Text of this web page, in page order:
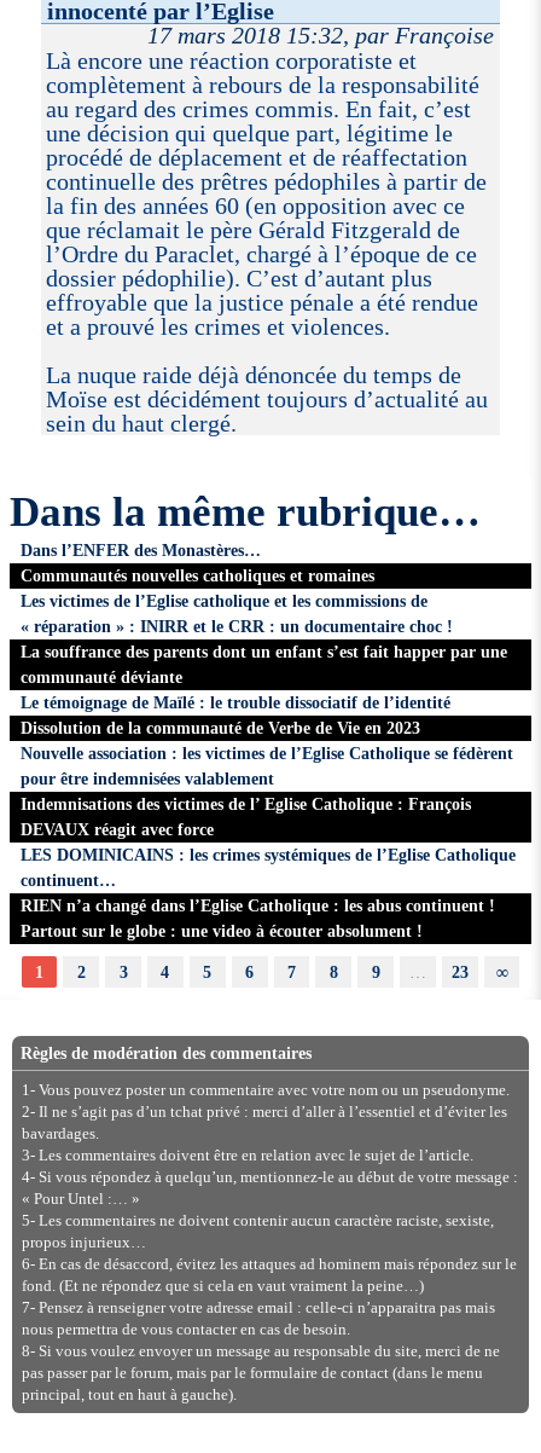
innocenté par l’Eglise
17 mars 2018 15:32, par Françoise
Là encore une réaction corporatiste et
complètement à rebours de la responsabilité
au regard des crimes commis. En fait, c’est
une décision qui quelque part, légitime le
procédé de déplacement et de réaffectation
continuelle des prêtres pédophiles à partir de
la fin des années 60 (en opposition avec ce
que réclamait le père Gérald Fitzgerald de
l’Ordre du Paraclet, chargé à l’époque de ce
dossier pédophilie). C’est d’autant plus
effroyable que la justice pénale a été rendue
et a prouvé les crimes et violences.
La nuque raide déjà dénoncée du temps de
Moïse est décidément toujours d’actualité au
sein du haut clergé.
Dans la même rubrique…
Dans l’ENFER des Monastères…
Communautés nouvelles catholiques et romaines
Les victimes de l’Eglise catholique et les commissions de
« réparation » : INIRR et le CRR : un documentaire choc !
La souffrance des parents dont un enfant s’est fait happer par une
communauté déviante
Le témoignage de Maïlé : le trouble dissociatif de l’identité
Dissolution de la communauté de Verbe de Vie en 2023
Nouvelle association : les victimes de l’Eglise Catholique se fédèrent
pour être indemnisées valablement
Indemnisations des victimes de l’ Eglise Catholique : François
DEVAUX réagit avec force
LES DOMINICAINS : les crimes systémiques de l’Eglise Catholique
continuent…
RIEN n’a changé dans l’Eglise Catholique : les abus continuent !
Partout sur le globe : une video à écouter absolument !
1 2 3 4 5 6 7 8 9 … 23 ∞
Règles de modération des commentaires
1- Vous pouvez poster un commentaire avec votre nom ou un pseudonyme.
2- Il ne s’agit pas d’un tchat privé : merci d’aller à l’essentiel et d’éviter les
bavardages.
3- Les commentaires doivent être en relation avec le sujet de l’article.
4- Si vous répondez à quelqu’un, mentionnez-le au début de votre message :
« Pour Untel :… »
5- Les commentaires ne doivent contenir aucun caractère raciste, sexiste,
propos injurieux…
6- En cas de désaccord, évitez les attaques ad hominem mais répondez sur le
fond. (Et ne répondez que si cela en vaut vraiment la peine…)
7- Pensez à renseigner votre adresse email : celle-ci n’apparaitra pas mais
nous permettra de vous contacter en cas de besoin.
8- Si vous voulez envoyer un message au responsable du site, merci de ne
pas passer par le forum, mais par le formulaire de contact (dans le menu
principal, tout en haut à gauche).